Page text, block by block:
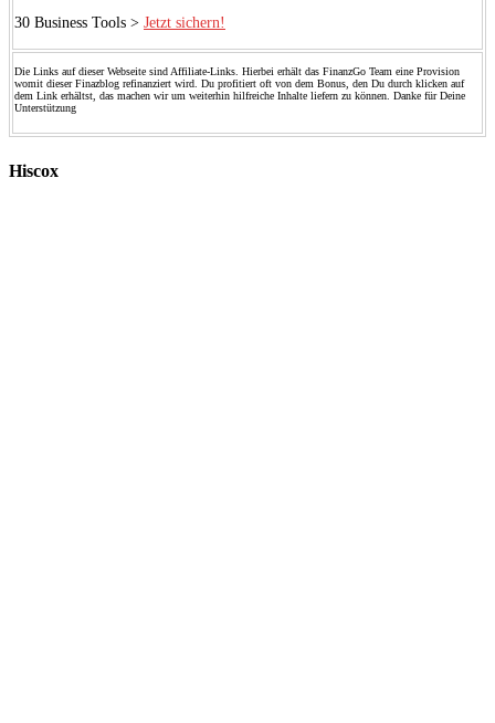
30 Business Tools > Jetzt sichern!
Die Links auf dieser Webseite sind Affiliate-Links. Hierbei erhält das FinanzGo Team eine Provision
womit dieser Finazblog refinanziert wird. Du profitiert oft von dem Bonus, den Du durch klicken auf
dem Link erhältst, das machen wir um weiterhin hilfreiche Inhalte liefern zu können. Danke für Deine
Unterstützung
Hiscox